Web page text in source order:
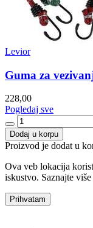
Levior
Guma za
228,00
Pogledaj sve
Dodaj u korpu
Proizvod je dodat u
Ova veb lokacija
iskustvo. Saznajte
Prihvatam